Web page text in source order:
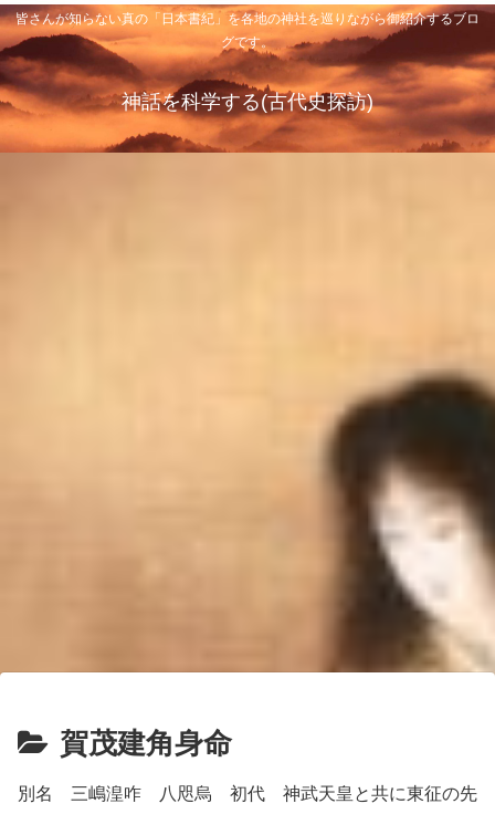
皆さんが知らない真の「日本書紀」を各地の神社を巡りながら御紹介するブロ
グです。
神話を科学する(古代史探訪)
賀茂建角身命
別名 三嶋湟咋 八咫烏 初代 神武天皇と共に東征の先